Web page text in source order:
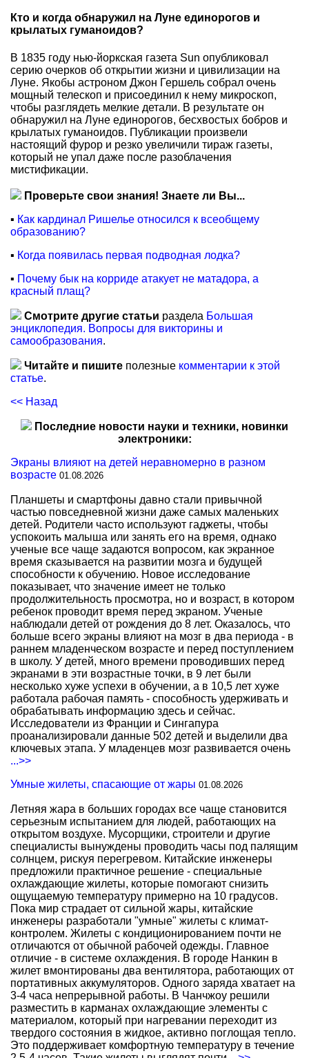
Кто и когда обнаружил на Луне единорогов и
крылатых гуманоидов?
В 1835 году нью-йоркская газета Sun опубликовал
серию очерков об открытии жизни и цивилизации на
Луне. Якобы астроном Джон Гершель собрал очень
мощный телескоп и присоединил к нему микроскоп,
чтобы разглядеть мелкие детали. В результате он
обнаружил на Луне единорогов, бесхвостых бобров и
крылатых гуманоидов. Публикации произвели
настоящий фурор и резко увеличили тираж газеты,
который не упал даже после разоблачения
мистификации.
Проверьте свои знания! Знаете ли Вы...
▪ Как кардинал Ришелье относился к всеобщему
образованию?
▪ Когда появилась первая подводная лодка?
▪ Почему бык на корриде атакует не матадора, а
красный плащ?
Смотрите другие статьи раздела Большая
энциклопедия. Вопросы для викторины и
самообразования.
Читайте и пишите полезные комментарии к этой
статье.
<< Назад
Последние новости науки и техники, новинки
электроники:
Экраны влияют на детей неравномерно в разном
возрасте 01.08.2026
Планшеты и смартфоны давно стали привычной
частью повседневной жизни даже самых маленьких
детей. Родители часто используют гаджеты, чтобы
успокоить малыша или занять его на время, однако
ученые все чаще задаются вопросом, как экранное
время сказывается на развитии мозга и будущей
способности к обучению. Новое исследование
показывает, что значение имеет не только
продолжительность просмотра, но и возраст, в котором
ребенок проводит время перед экраном. Ученые
наблюдали детей от рождения до 8 лет. Оказалось, что
больше всего экраны влияют на мозг в два периода - в
раннем младенческом возрасте и перед поступлением
в школу. У детей, много времени проводивших перед
экранами в эти возрастные точки, в 9 лет были
несколько хуже успехи в обучении, а в 10,5 лет хуже
работала рабочая память - способность удерживать и
обрабатывать информацию здесь и сейчас.
Исследователи из Франции и Сингапура
проанализировали данные 502 детей и выделили два
ключевых этапа. У младенцев мозг развивается очень
...>>
Умные жилеты, спасающие от жары 01.08.2026
Летняя жара в больших городах все чаще становится
серьезным испытанием для людей, работающих на
открытом воздухе. Мусорщики, строители и другие
специалисты вынуждены проводить часы под палящим
солнцем, рискуя перегревом. Китайские инженеры
предложили практичное решение - специальные
охлаждающие жилеты, которые помогают снизить
ощущаемую температуру примерно на 10 градусов.
Пока мир страдает от сильной жары, китайские
инженеры разработали "умные" жилеты с климат-
контролем. Жилеты с кондиционированием почти не
отличаются от обычной рабочей одежды. Главное
отличие - в системе охлаждения. В городе Нанкин в
жилет вмонтированы два вентилятора, работающих от
портативных аккумуляторов. Одного заряда хватает на
3-4 часа непрерывной работы. В Чанчжоу решили
разместить в карманах охлаждающие элементы с
материалом, который при нагревании переходит из
твердого состояния в жидкое, активно поглощая тепло.
Это поддерживает комфортную температуру в течение